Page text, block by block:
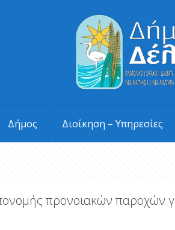
Δήμος Διοίκηση – Υπηρεσίες
προνοιακών παροχών